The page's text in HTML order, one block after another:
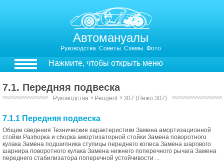
Автомануалы
Руководства. Советы. Схемы. Фото
Нажмите, чтобы открыть меню
7.1. Передняя подвеска
Руководства ￫ Peugeot ￫ 307 (Пежо 307)
7.1.1 Передняя подвеска
Общие сведения Технические характеристики Замена амортизационной
стойки Разборка и сборка амортизаторной стойки Замена поворотного
кулака Замена подшипника ступицы переднего колеса Замена шарового
шарнира поворотного кулака Замена нижнего поперечного рычага Замена
переднего стабилизатора поперечной устойчивости ...